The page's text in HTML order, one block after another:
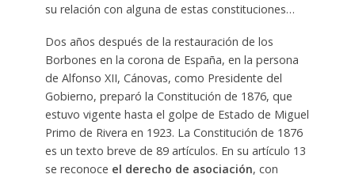
su relación con alguna de estas constituciones…
Dos años después de la restauración de los
Borbones en la corona de España, en la persona
de Alfonso XII, Cánovas, como Presidente del
Gobierno, preparó la Constitución de 1876, que
estuvo vigente hasta el golpe de Estado de Miguel
Primo de Rivera en 1923. La Constitución de 1876
es un texto breve de 89 artículos. En su artículo 13
se reconoce el derecho de asociación, con